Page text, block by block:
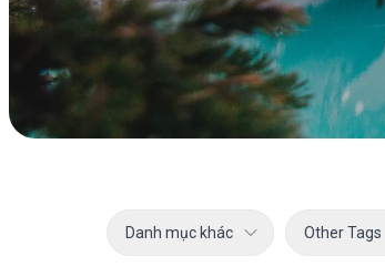
Danh mục khác Other Tags